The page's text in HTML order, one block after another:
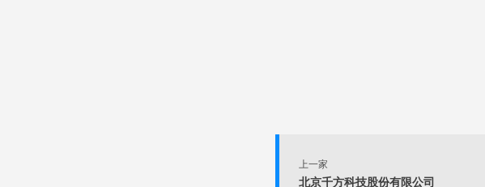
上一家
北京千方科技股份有限公司